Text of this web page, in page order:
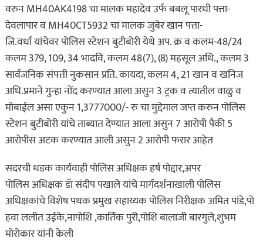
वरुन MH40AK4198 चा मालक महादेव उर्फ बबलू पारधी पत्ता-
देवलापार व MH40CT5932 चा मालक जुबेर खान पत्ता-
जि.वर्धा यांचेवर पोलिस स्टेशन बुटीबोरी येथे अप. क्र व कलम-48/24
कलम 379, 109, 34 भादवि, कलम 48(7), (8) महसूल अधि., कलम 3
सार्वजनिक संपत्ती नुकसान प्रति. कायदा, कलम 4, 21 खान व खनिज
अधि.प्रमाने गुन्हा नोंद करण्यात आला असुन 3 ट्रक व त्यातील वाळु व
मोबाईल असा एकुन 1,3777000/- रु चा मुद्देमाल जप्त करुन पोलिस
स्टेशन बुटीबोरी यांचे ताब्यात देण्यात आला असुन 7 आरोपी पैकी 5
आरोपीस अटक करण्यात आली असुन 2 आरोपी फरार आहेत
सदरची धडक कार्यवाही पोलिस अधिक्षक हर्ष पोद्दार,अपर
पोलिस अधिक्षक डॅा संदीप पखाले यांचे मार्गदर्शनाखाली पोलिस
अधिक्षकांचे विशेष पथक प्रमुख सहाय्यक पोलिस निरीक्षक अमित पांडे,पो
हवा ललीत उईके,नापोशि ,कार्तिक पुरी,पोशि बालाजी बारगुले,शुभम
मोरोकार यांनी केली